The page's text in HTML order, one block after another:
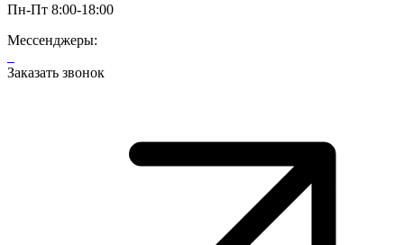
Пн-Пт 8:00-18:00
Мессенджеры:
Заказать звонок